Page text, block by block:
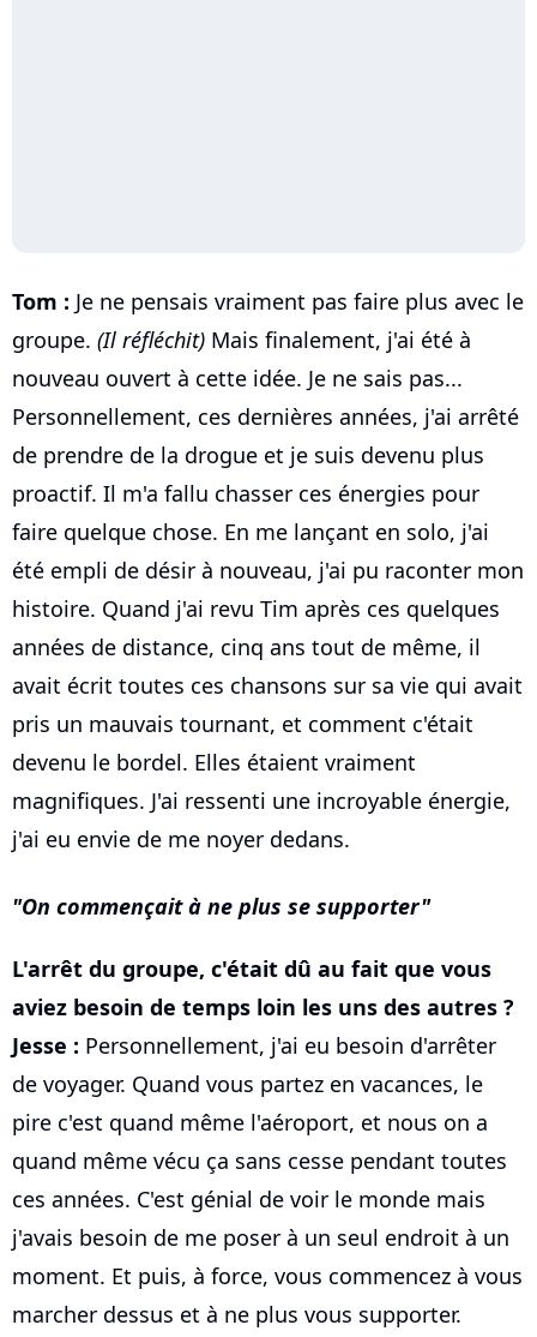
Tom : Je ne pensais vraiment pas faire plus avec le
groupe. (Il réfléchit) Mais finalement, j'ai été à
nouveau ouvert à cette idée. Je ne sais pas...
Personnellement, ces dernières années, j'ai arrêté
de prendre de la drogue et je suis devenu plus
proactif. Il m'a fallu chasser ces énergies pour
faire quelque chose. En me lançant en solo, j'ai
été empli de désir à nouveau, j'ai pu raconter mon
histoire. Quand j'ai revu Tim après ces quelques
années de distance, cinq ans tout de même, il
avait écrit toutes ces chansons sur sa vie qui avait
pris un mauvais tournant, et comment c'était
devenu le bordel. Elles étaient vraiment
magnifiques. J'ai ressenti une incroyable énergie,
j'ai eu envie de me noyer dedans.
On commençait à ne plus se supporter
L'arrêt du groupe, c'était dû au fait que vous
aviez besoin de temps loin les uns des autres ?
Jesse : Personnellement, j'ai eu besoin d'arrêter
de voyager. Quand vous partez en vacances, le
pire c'est quand même l'aéroport, et nous on a
quand même vécu ça sans cesse pendant toutes
ces années. C'est génial de voir le monde mais
j'avais besoin de me poser à un seul endroit à un
moment. Et puis, à force, vous commencez à vous
marcher dessus et à ne plus vous supporter.